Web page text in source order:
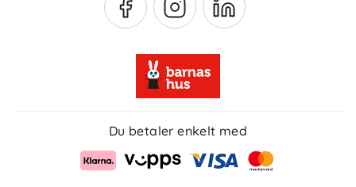
Du betaler enkelt med